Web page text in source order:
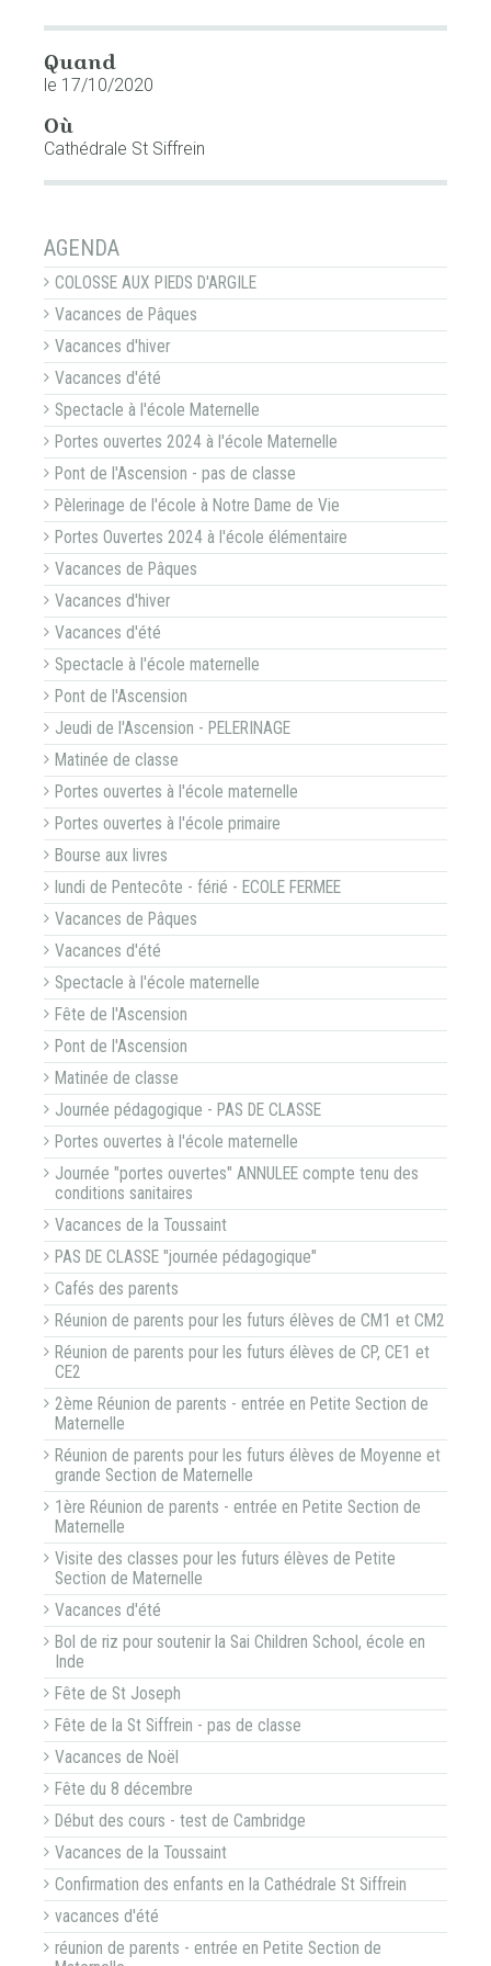
Quand
le 17/10/2020
Où
Cathédrale St Siffrein
NAVIGATION
AGENDA
COLOSSE AUX PIEDS D'ARGILE
Vacances de Pâques
Vacances d'hiver
Vacances d'été
Spectacle à l'école Maternelle
Portes ouvertes 2024 à l'école Maternelle
Pont de l'Ascension - pas de classe
Pèlerinage de l'école à Notre Dame de Vie
Portes Ouvertes 2024 à l'école élémentaire
Vacances de Pâques
Vacances d'hiver
Vacances d'été
Spectacle à l'école maternelle
Pont de l'Ascension
Jeudi de l'Ascension - PELERINAGE
Matinée de classe
Portes ouvertes à l'école maternelle
Portes ouvertes à l'école primaire
Bourse aux livres
lundi de Pentecôte - férié - ECOLE FERMEE
Vacances de Pâques
Vacances d'été
Spectacle à l'école maternelle
Fête de l'Ascension
Pont de l'Ascension
Matinée de classe
Journée pédagogique - PAS DE CLASSE
Portes ouvertes à l'école maternelle
Journée "portes ouvertes" ANNULEE compte tenu des
conditions sanitaires
Vacances de la Toussaint
PAS DE CLASSE "journée pédagogique"
Cafés des parents
Réunion de parents pour les futurs élèves de CM1 et CM2
Réunion de parents pour les futurs élèves de CP, CE1 et
CE2
2ème Réunion de parents - entrée en Petite Section de
Maternelle
Réunion de parents pour les futurs élèves de Moyenne et
grande Section de Maternelle
1ère Réunion de parents - entrée en Petite Section de
Maternelle
Visite des classes pour les futurs élèves de Petite
Section de Maternelle
Vacances d'été
Bol de riz pour soutenir la Sai Children School, école en
Inde
Fête de St Joseph
Fête de la St Siffrein - pas de classe
Vacances de Noël
Fête du 8 décembre
Début des cours - test de Cambridge
Vacances de la Toussaint
Confirmation des enfants en la Cathédrale St Siffrein
vacances d'été
réunion de parents - entrée en Petite Section de